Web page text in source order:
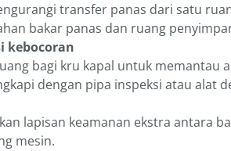
transfer panas dari satu
bakar panas dan ruang
kebocoran
bagi kru kapal untuk memantau
dengan pipa inspeksi atau alat
lapisan keamanan ekstra antara
mesin.